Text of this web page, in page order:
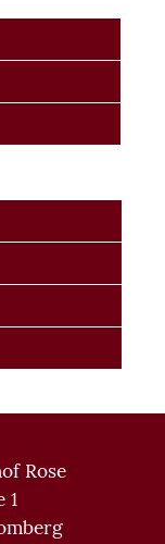
Rose
1